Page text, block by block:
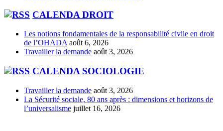
CALENDA DROIT
Les notions fondamentales de la responsabilité civile en droit
de l’OHADA août 6, 2026
Travailler la demande août 3, 2026
CALENDA SOCIOLOGIE
Travailler la demande août 3, 2026
La Sécurité sociale, 80 ans après : dimensions et horizons de
l’universalisme juillet 16, 2026